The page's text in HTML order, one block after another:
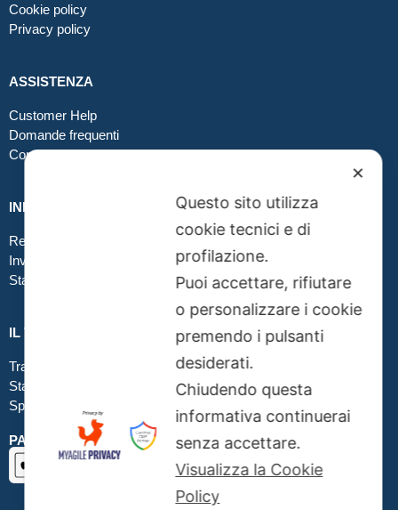
Cookie policy
Privacy policy
ASSISTENZA
Customer Help
Domande frequenti
Contatti
INFO GRAFICA
Realizzare file corretti
Inviare file grafici
Stampa in tessuto
IL TUO ORDINE
Traccia la tua spedizione
Stato del tuo ordine
Spedizioni
PAGAMENTI SICURI SSL
✕
Questo sito utilizza
cookie tecnici e di
profilazione.
Puoi accettare, rifiutare
o personalizzare i cookie
premendo i pulsanti
desiderati.
Chiudendo questa
informativa continuerai
senza accettare.
Visualizza la Cookie
Policy